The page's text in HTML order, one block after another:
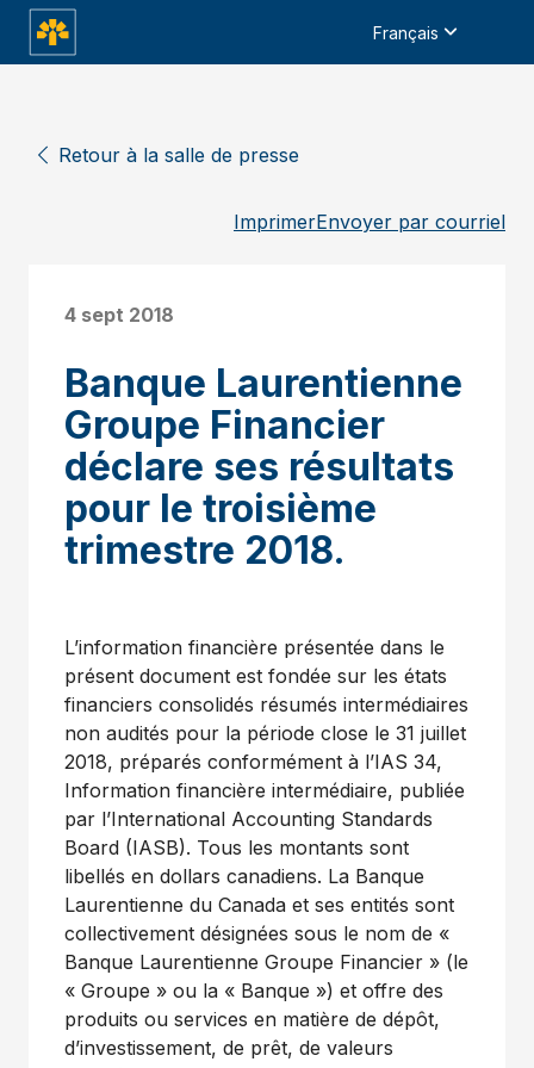
Français
Retour à la salle de presse
ImprimerEnvoyer par courriel
4 sept 2018
Banque Laurentienne
Groupe Financier
déclare ses résultats
pour le troisième
trimestre 2018.
L’information financière présentée dans le
présent document est fondée sur les états
financiers consolidés résumés intermédiaires
non audités pour la période close le 31 juillet
2018, préparés conformément à l’IAS 34,
Information financière intermédiaire, publiée
par l’International Accounting Standards
Board (IASB). Tous les montants sont
libellés en dollars canadiens. La Banque
Laurentienne du Canada et ses entités sont
collectivement désignées sous le nom de «
Banque Laurentienne Groupe Financier » (le
« Groupe » ou la « Banque ») et offre des
produits ou services en matière de dépôt,
d’investissement, de prêt, de valeurs